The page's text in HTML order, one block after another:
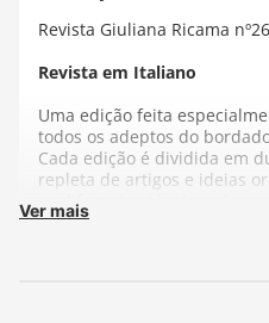
Revista Giuliana Ricama nº26
Revista em Italiano
Uma edição feita
todos os adeptos do
Cada edição é dividida em
repleta de artigos e ideias
as diferentes técnicas de
é totalmente dedicada às
Ver mais